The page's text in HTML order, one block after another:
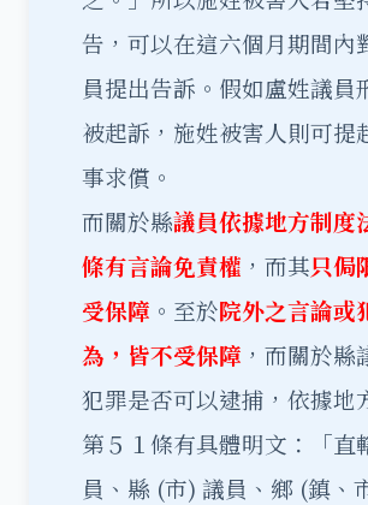
告，可以在這六個月期間內
員提出告訴。假如盧姓議員
被起訴，施姓被害人則可提
事求償。
而關於縣議員依據地方制度
條有言論免責權 ，而其只侷
受保障 。至於院外之言論或
為，皆不受保障 ，而關於縣
犯罪是否可以逮捕，依據地
第５１條有具體明文：「直
員、縣 (市) 議員、鄉 (鎮、